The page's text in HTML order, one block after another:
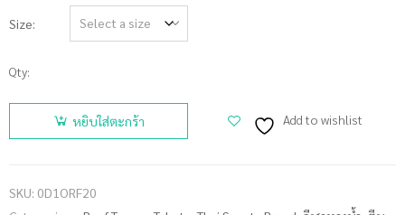
Size
Qty:
จำนวน
REEF
หยิบใส่ตะกร้า Add to wishlist
SKU: 0D1ORF20